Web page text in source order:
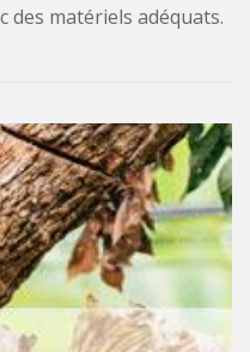
des matériels adéquats.